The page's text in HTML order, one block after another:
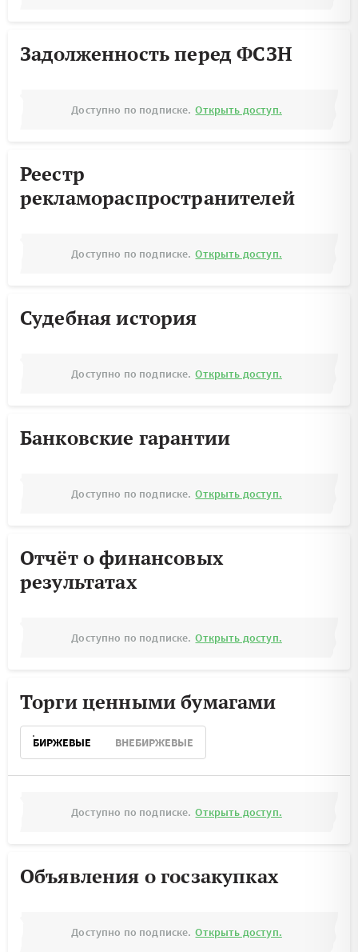
Задолженность перед ФСЗН
Доступно по подписке. Открыть доступ.
Реестр
рекламораспространителей
Доступно по подписке. Открыть доступ.
Судебная история
Доступно по подписке. Открыть доступ.
Банковские гарантии
Доступно по подписке. Открыть доступ.
Отчёт о финансовых
результатах
Доступно по подписке. Открыть доступ.
Торги ценными бумагами
БИРЖЕВЫЕ ВНЕБИРЖЕВЫЕ
Доступно по подписке. Открыть доступ.
Объявления о госзакупках
Доступно по подписке. Открыть доступ.